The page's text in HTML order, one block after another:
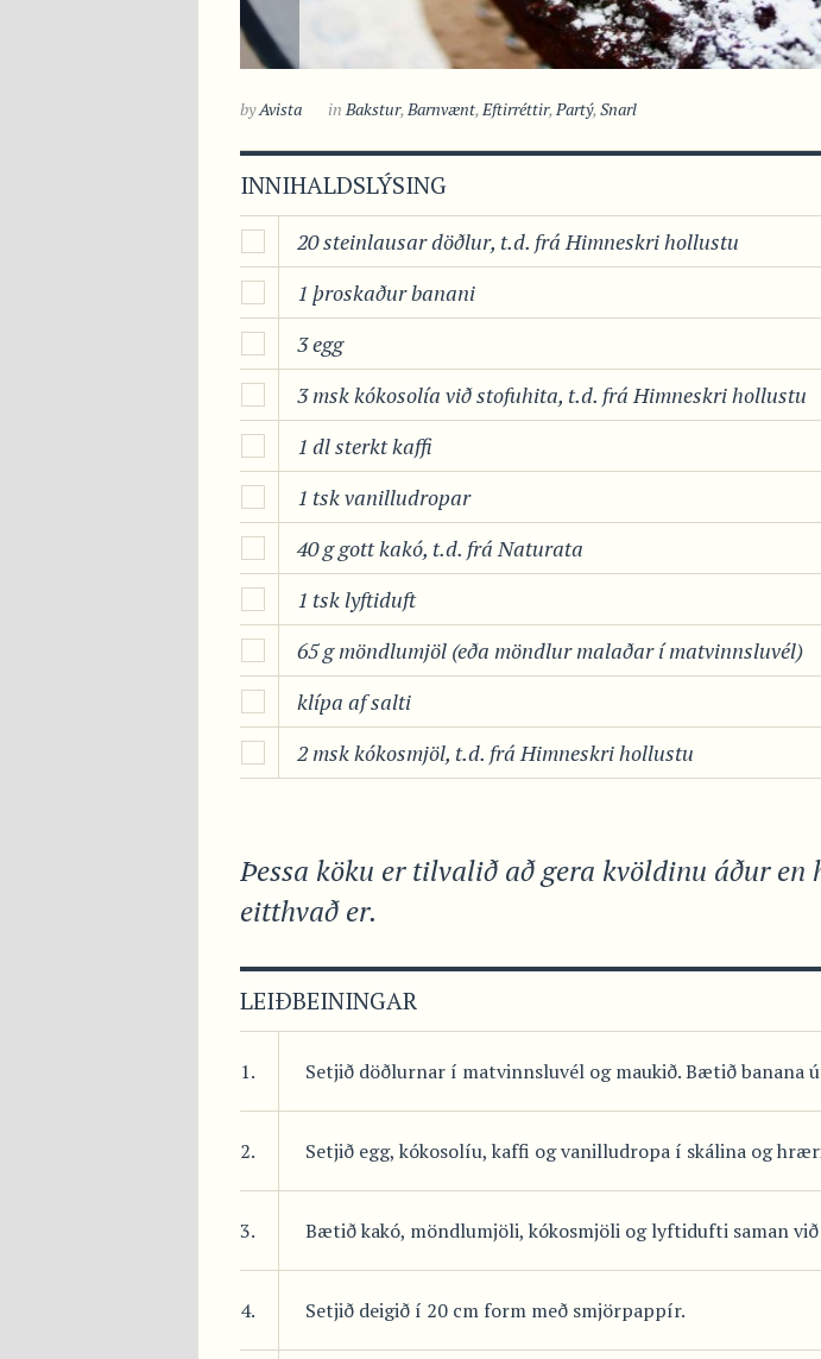
byAvista in Bakstur,Barnvænt,Eftirréttir,Partý,Snarl
INNIHALDSLÝSING
20 steinlausar döðlur, t.d. frá Himneskri hollustu
1 þroskaður banani
3 egg
3 msk kókosolía við stofuhita, t.d. frá Himneskri hollustu
1 dl sterkt kaffi
1 tsk vanilludropar
40 g gott kakó, t.d. frá Naturata
1 tsk lyftiduft
65 g möndlumjöl (eða möndlur malaðar í matvinnsluvél)
klípa af salti
2 msk kókosmjöl, t.d. frá Himneskri hollustu
Þessa köku er tilvalið að gera kvöldinu áður
eitthvað er.
LEIÐBEININGAR
1. Setjið döðlurnar í matvinnsluvél og maukið. Bætið banana
2. Setjið egg, kókosolíu, kaffi og vanilludropa í skálina og
3. Bætið kakó, möndlumjöli, kókosmjöli og lyftidufti saman
4. Setjið deigið í 20 cm form með smjörpappír.